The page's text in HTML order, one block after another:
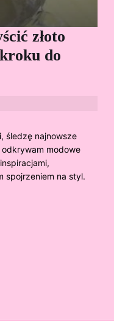
złoto
do
śledzę najnowsze
modowe
spojrzeniem na styl.